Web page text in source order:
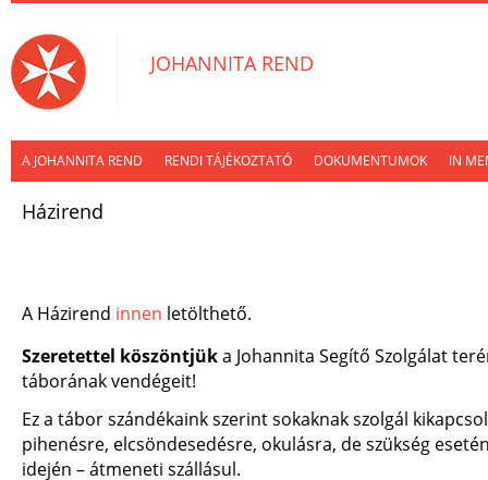
JOHANNITA REND
A JOHANNITA REND RENDI TÁJÉKOZTATÓ DOKUMENTUMOK IN
Házirend
A Házirend innen letölthető.
Szeretettel köszöntjüka Johannita Segítő Szolgálat
táborának vendégeit!
Ez a tábor szándékaink szerint sokaknak szolgál
pihenésre, elcsöndesedésre, okulásra, de szükség
idején – átmeneti szállásul.